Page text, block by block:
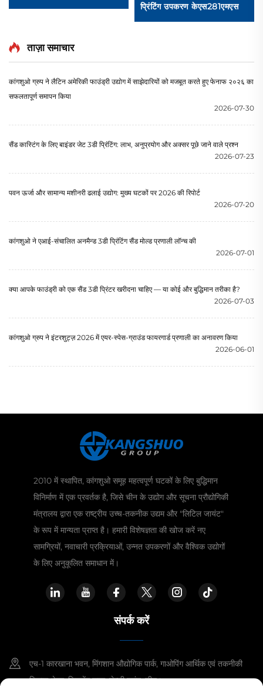
प्रिंटिंग उपकरण केएस281एमएस
ताज़ा समाचार
कांगशुओ ग्रुप ने लैटिन अमेरिकी फाउंड्री उद्योग में साझेदारियों को मजबूत करते हुए फेनाफ २०२६ का
सफलतापूर्ण समापन किया
2026-07-30
सैंड कास्टिंग के लिए बाइंडर जेट 3डी प्रिंटिंग: लाभ, अनुप्रयोग और अक्सर पूछे जाने वाले प्रश्न
2026-07-23
पवन ऊर्जा और सामान्य मशीनरी ढलाई उद्योग: मुख्य घटकों पर 2026 की रिपोर्ट
2026-07-20
कांगशुओ ने एआई-संचालित अनमैन्ड 3डी प्रिंटिंग सैंड मोल्ड प्रणाली लॉन्च की
2026-07-01
क्या आपके फाउंड्री को एक सैंड 3डी प्रिंटर खरीदना चाहिए — या कोई और बुद्धिमान तरीका है?
2026-07-03
कांगशुओ ग्रुप ने इंटरशुट्ज़ 2026 में एयर-स्पेस-ग्राउंड फायरगार्ड प्रणाली का अनावरण किया
2026-06-01
2010 में स्थापित, कांगशुओ समूह महत्वपूर्ण घटकों के लिए बुद्धिमान
विनिर्माण में एक प्रवर्तक है, जिसे चीन के उद्योग और सूचना प्रौद्योगिकी
मंत्रालय द्वारा एक राष्ट्रीय उच्च-तकनीक उद्यम और "लिटिल जायंट"
के रूप में मान्यता प्राप्त है। हमारी विशेषज्ञता की खोज करें नए
सामग्रियों, नवाचारी प्रक्रियाओं, उन्नत उपकरणों और वैश्विक उद्योगों
के लिए अनुकूलित समाधान में।
संपर्क करें
एच-1 कारखाना भवन, मिंगशान औद्योगिक पार्क, गाओपिंग आर्थिक एवं तकनीकी
विकास क्षेत्र, जिनचेंग शहर, शेन्ज़ी प्रांत, चीन।